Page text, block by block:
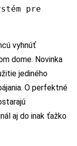
pre
vyhnúť
dome. Novinka
jediného
O perfektné
aj do inak ťažko